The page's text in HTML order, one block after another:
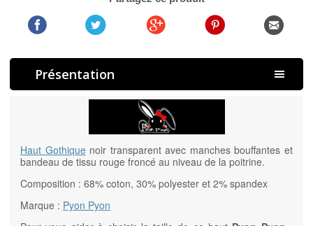
Présentation
Haut Gothiquenoir transparent avec manches bouffantes et
bandeau de tissu rouge froncé au niveau de la poitrine.
Composition : 68% coton, 30% polyester et 2% spandex
Marque : Pyon Pyon